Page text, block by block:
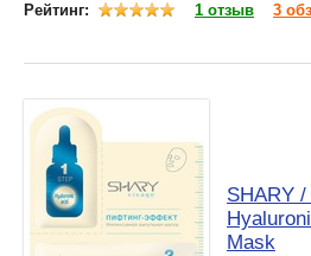
Рейтинг:
1 отзыв 3
SHARY
Mask